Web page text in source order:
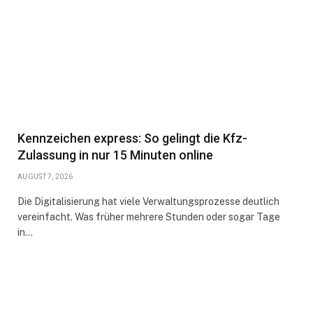
Kennzeichen express: So gelingt die Kfz-
Zulassung in nur 15 Minuten online
AUGUST 7, 2026
Die Digitalisierung hat viele Verwaltungsprozesse deutlich
vereinfacht. Was früher mehrere Stunden oder sogar Tage
in…